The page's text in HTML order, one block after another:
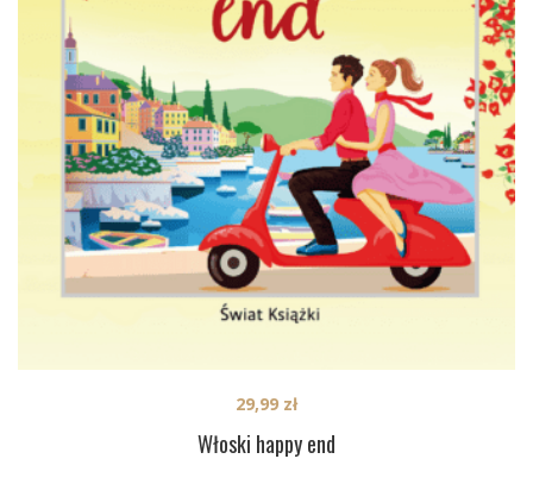
Włoski happy end
29,99 zł